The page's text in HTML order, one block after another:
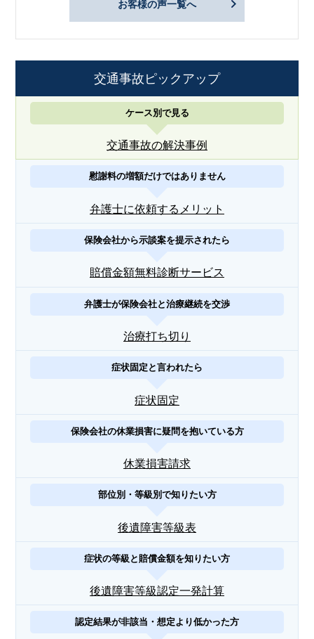
お客様の声一覧へ
交通事故ピックアップ
ケース別で見る
交通事故の解決事例
慰謝料の増額だけではありません
弁護士に依頼するメリット
保険会社から示談案を提示されたら
賠償金額無料診断サービス
弁護士が保険会社と治療継続を交渉
治療打ち切り
症状固定と言われたら
症状固定
保険会社の休業損害に疑問を抱いている方
休業損害請求
部位別・等級別で知りたい方
後遺障害等級表
症状の等級と賠償金額を知りたい方
後遺障害等級認定一発計算
認定結果が非該当・想定より低かった方